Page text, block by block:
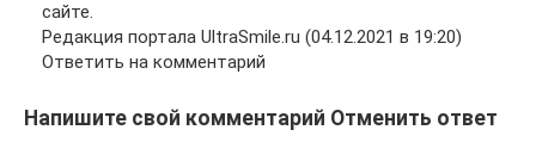
сайте.
Редакция портала UltraSmile.ru (04.12.2021 в 19:20)
Ответить на комментарий
Напишите свой комментарий Отменить ответ